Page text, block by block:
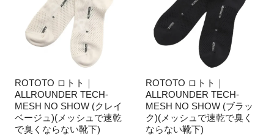
ROTOTO ロトト｜
ALLROUNDER TECH-
MESH NO SHOW (クレイ
ベージュ)(メッシュで速乾
で臭くならない靴下)
ROTOTO ロトト｜
ALLROUNDER TECH-
MESH NO SHOW (ブラッ
ク)(メッシュで速乾で臭く
ならない靴下)